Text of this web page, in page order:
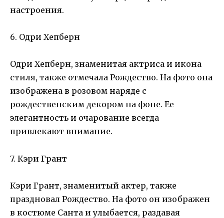
настроения.
6. Одри Хепберн
Одри Хепберн, знаменитая актриса и икона
стиля, также отмечала Рождество. На фото она
изображена в розовом наряде с
рождественским декором на фоне. Ее
элегантность и очарование всегда
привлекают внимание.
7. Кэри Грант
Кэри Грант, знаменитый актер, также
праздновал Рождество. На фото он изображен
в костюме Санта и улыбается, раздавая